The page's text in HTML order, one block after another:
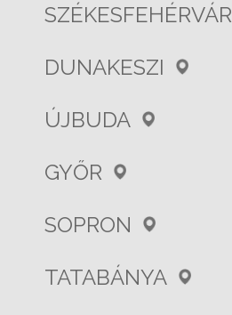
SZÉKESFEHÉRVÁR
DUNAKESZI
ÚJBUDA
GYŐR
SOPRON
TATABÁNYA